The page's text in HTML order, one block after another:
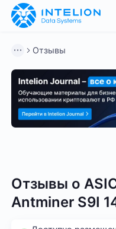
Отзывы
Отзывы о
Antminer S9I